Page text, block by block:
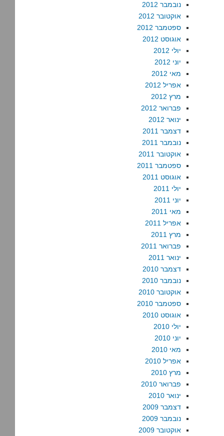
נובמבר 2012
אוקטובר 2012
ספטמבר 2012
אוגוסט 2012
יולי 2012
יוני 2012
מאי 2012
אפריל 2012
מרץ 2012
פברואר 2012
ינואר 2012
דצמבר 2011
נובמבר 2011
אוקטובר 2011
ספטמבר 2011
אוגוסט 2011
יולי 2011
יוני 2011
מאי 2011
אפריל 2011
מרץ 2011
פברואר 2011
ינואר 2011
דצמבר 2010
נובמבר 2010
אוקטובר 2010
ספטמבר 2010
אוגוסט 2010
יולי 2010
יוני 2010
מאי 2010
אפריל 2010
מרץ 2010
פברואר 2010
ינואר 2010
דצמבר 2009
נובמבר 2009
אוקטובר 2009